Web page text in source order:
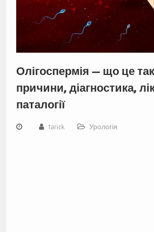
Олігоспермія — що це
причини, діагностика,
паталогії
tarick Урологія